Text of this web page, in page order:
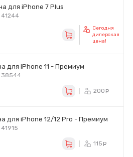
для iPhone 7 Plus
41244
Сегодня
дилерская
цена!
для iPhone 11 - Премиум
38544
200
для iPhone 12/12 Pro - Премиум
115